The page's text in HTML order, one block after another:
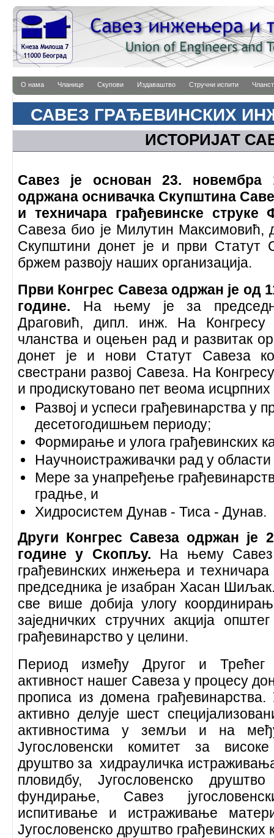
О нама Чланице Скупови Издаваштво Стручни испити
САВЕЗ ГРАЂЕВИНСКИХ
ИСТОРИЈАТ
Савез је основан 23.
одржана оснивачка Скупштина
и техничара грађевинске
Савеза био је Милутин Максимовић,
Скупштини донет је и први Статут
бржем развоју наших организација.
Први Конгрес Савеза одржан је од
године. На њему је за
Драговић, дипл. инж. На
чланства и оцењен рад и развитак
донет је и нови Статут Савеза
свестрани развој Савеза. На
и продискутовано пет веома
Развој и успеси грађевинарства у
десетогодишњем периоду;
Формирање и улога грађевинских
Научноистраживачки рад у
Мере за унапређење
градње, и
Хидросистем Дунав - Тиса - Дунав.
Други Конгрес Савеза одржан је
године у Скопљу. На њему Савез
грађевинских инжењера и
председника је изабран Хасан
све више добија улогу
заједничких стручних акција
грађевинарство у целини.
Период између Другог и Трећег
активност нашег Савеза у процесу
прописа из домена
активно делује шест
активностима у земљи и на
Југословенски комитет за
друштво за хидрауличка
пловидбу, Југословенско
фундирање, Савез
испитивање и истраживање
Југословенско друштво грађевинских